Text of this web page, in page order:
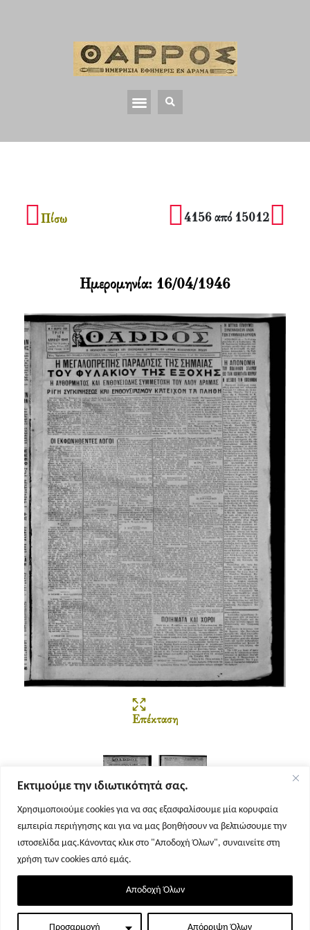
Εκτιμούμε την ιδιωτικότητά σας.
Χρησιμοποιούμε cookies για να σας εξασφαλίσουμε μία κορυφαία
εμπειρία περιήγησης και για να μας βοηθήσουν να βελτιώσουμε την
ιστοσελίδα μας.Κάνοντας κλικ στο "Αποδοχή Όλων", συναινείτε στη
χρήση των cookies από εμάς.
Προσαρμογή Απόρριψη Όλων
Αποδοχή Όλων
Πίσω 4156 από 15012
Επέκταση
Σελίδα 1 Σελίδα 2
Ημερομηνία: 16/04/1946